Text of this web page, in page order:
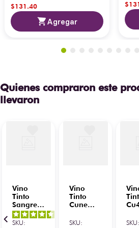
$131.40
Agregar
$
Quienes compraron este
llevaron
Vino
Tinto
Sangre
de Toro
Ensamble
34opiniones
SKU:
Vino
Tinto
Cune
Reserva
SKU: SKU: